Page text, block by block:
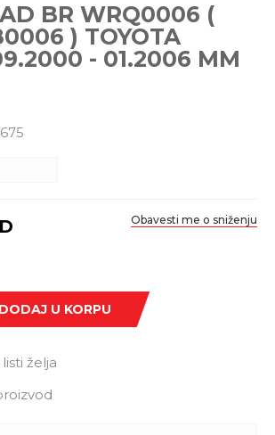
BR WRQ0006 (
) TOYOTA
- 01.2006 MM
Obavesti me o sniženju
DODAJ U KORPU
želja